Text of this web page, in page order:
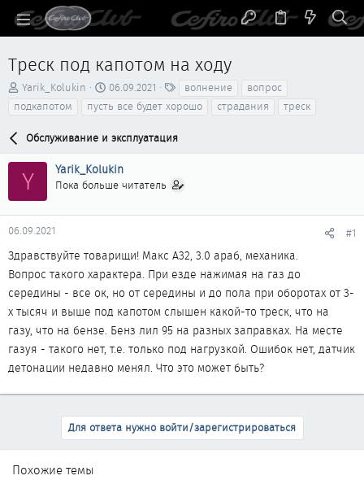
Треск под капотом на ходу
А
в
т
р
т
е
м
ы
Yarik_Kolukin
Д
а
т
н
ч
а
а
06.09.2021
е
г
волнение
вопрос
подкапотом
пусть все будет хорошо страдания треск
Обслуживание и эксплуатация
Y Yarik_Kolukin
Пока больше читатель
06.09.2021 #1
Здравствуйте товарищи! Макс А32, 3.0 араб, механика.
Вопрос такого характера. При езде нажимая на газ до
середины - все ок, но от середины и до пола при оборотах от 3-
х тысяч и выше под капотом слышен какой-то треск, что на
газу, что на бензе. Бенз лил 95 на разных заправках. На месте
газуя - такого нет, т.е. только под нагрузкой. Ошибок нет, датчик
детонации недавно менял. Что это может быть?
Для ответа нужно войти/зарегистрироваться
Похожие темы